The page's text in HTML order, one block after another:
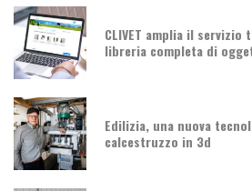
CLIVET amplia il
libreria completa di
Edilizia, una nuova
calcestruzzo in 3d